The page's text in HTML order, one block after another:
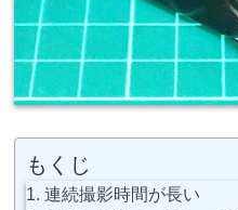
もくじ
連続撮影時間が長い